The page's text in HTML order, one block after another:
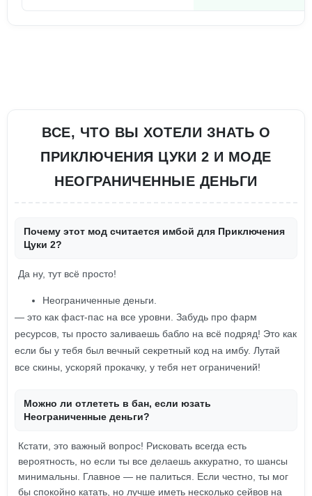
ВСЕ, ЧТО ВЫ ХОТЕЛИ ЗНАТЬ О
ПРИКЛЮЧЕНИЯ ЦУКИ 2 И МОДЕ
НЕОГРАНИЧЕННЫЕ ДЕНЬГИ
Почему этот мод считается имбой для Приключения
Цуки 2?
Да ну, тут всё просто!
Неограниченные деньги.
— это как фаст-пас на все уровни. Забудь про фарм
ресурсов, ты просто заливаешь бабло на всё подряд! Это как
если бы у тебя был вечный секретный код на имбу. Лутай
все скины, ускоряй прокачку, у тебя нет ограничений!
Можно ли отлететь в бан, если юзать
Неограниченные деньги?
Кстати, это важный вопрос! Рисковать всегда есть
вероятность, но если ты все делаешь аккуратно, то шансы
минимальны. Главное — не палиться. Если честно, ты мог
бы спокойно катать, но лучше иметь несколько сейвов на